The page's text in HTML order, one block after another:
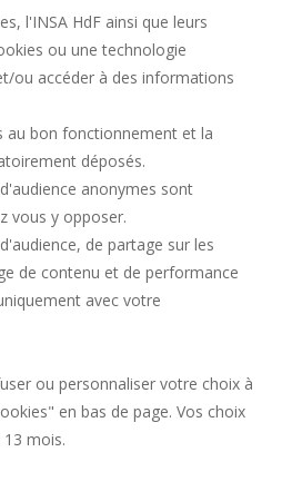
l'INSA HdF ainsi que leurs
ou une technologie
ou accéder à des informations
au bon fonctionnement et la
déposés.
anonymes sont
vous y opposer.
de partage sur les
de contenu et de performance
avec votre
ou personnaliser votre choix à
en bas de page. Vos choix
mois.